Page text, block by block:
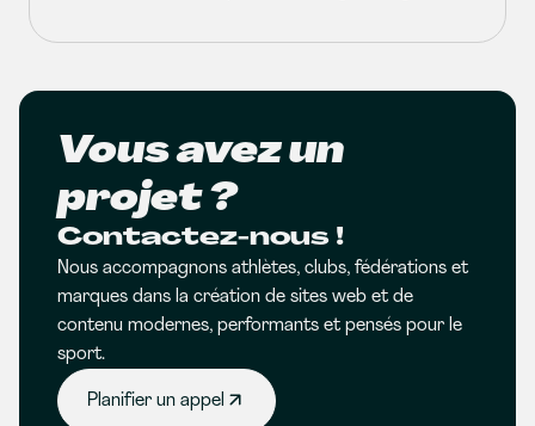
Vous avez un
projet ?
Contactez-nous !
Nous accompagnons athlètes, clubs, fédérations et
marques dans la création de sites web et de
contenu modernes, performants et pensés pour le
sport.
Planifier un appel